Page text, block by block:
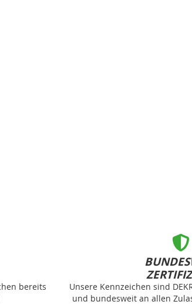
bereits
Unsere Kennzeichen sind
und bundesweit an allen